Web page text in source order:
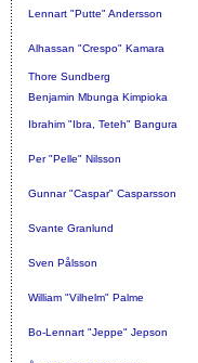
Lennart "Putte" Andersson
Alhassan "Crespo" Kamara
Thore Sundberg
Benjamin Mbunga Kimpioka
Ibrahim "Ibra, Teteh" Bangura
Per "Pelle" Nilsson
Gunnar "Caspar" Casparsson
Svante Granlund
Sven Pålsson
William "Vilhelm" Palme
Bo-Lennart "Jeppe" Jepson